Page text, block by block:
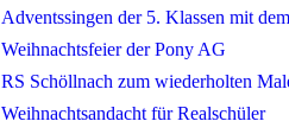
Adventssingen der 5. Klassen mit
Weihnachtsfeier der Pony AG
RS Schöllnach zum wiederholten
Weihnachtsandacht für Realschüler